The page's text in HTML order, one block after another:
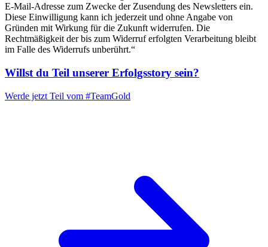
E-Mail-Adresse zum Zwecke der Zusendung des Newsletters ein.
Diese Einwilligung kann ich jederzeit und ohne Angabe von
Gründen mit Wirkung für die Zukunft widerrufen. Die
Rechtmäßigkeit der bis zum Widerruf erfolgten Verarbeitung bleibt
im Falle des Widerrufs unberührt.“
Willst du Teil unserer Erfolgsstory sein?
Werde jetzt Teil vom #TeamGold